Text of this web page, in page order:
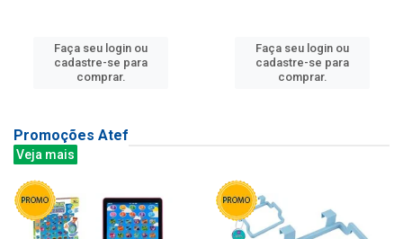
Faça seu login ou
cadastre-se para
comprar.
Faça seu login ou
cadastre-se para
comprar.
Promoções Atef
Veja mais